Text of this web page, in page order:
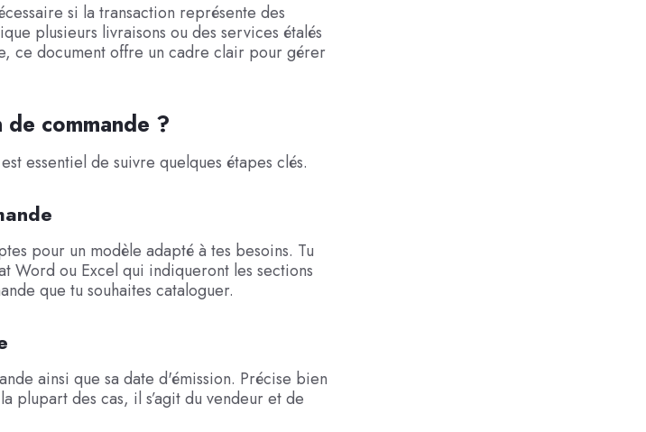
si la transaction représente des
plusieurs livraisons ou des services étalés
ce document offre un cadre clair pour gérer
commande ?
essentiel de suivre quelques étapes clés.
pour un modèle adapté à tes besoins. Tu
Word ou Excel qui indiqueront les sections
que tu souhaites cataloguer.
ainsi que sa date d'émission. Précise bien
plupart des cas, il s’agit du vendeur et de